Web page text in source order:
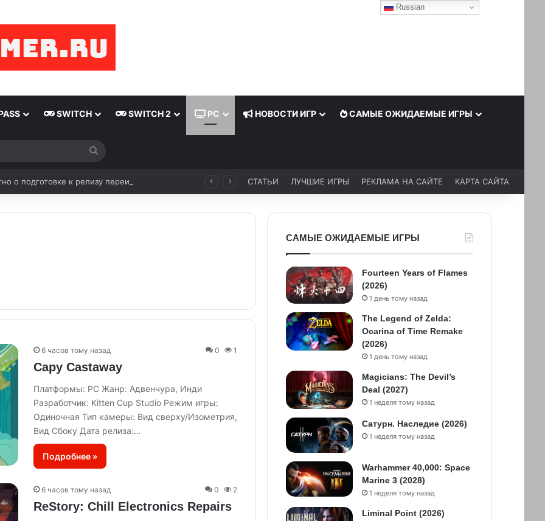
SWITCH SWITCH 2 PC НОВОСТИ ИГР САМЫЕ ОЖИДАЕМЫЕ ИГРЫ
СТАТЬИ ЛУЧШИЕ ИГРЫ РЕКЛАМА НА САЙТЕ КАРТА САЙТА
6 часов тому назад 0 1
Capy Castaway
Платформы: PC Жанр: Адвенчура, Инди
Разработчик: Kitten Cup Studio Режим игры:
Одиночная Тип камеры: Вид сверху/Изометрия,
Вид Сбоку Дата релиза:…
Подробнее »
6 часов тому назад 0 2
ReStory: Chill Electronics Repairs
САМЫЕ ОЖИДАЕМЫЕ ИГРЫ
Fourteen Years of Flames
(2026)
1 день тому назад
The Legend of Zelda:
Ocarina of Time Remake
(2026)
1 день тому назад
Magicians: The Devil’s
Deal (2027)
1 неделя тому назад
Сатурн. Наследие (2026)
1 неделя тому назад
Warhammer 40,000: Space
Marine 3 (2028)
1 неделя тому назад
Liminal Point (2026)
Russian